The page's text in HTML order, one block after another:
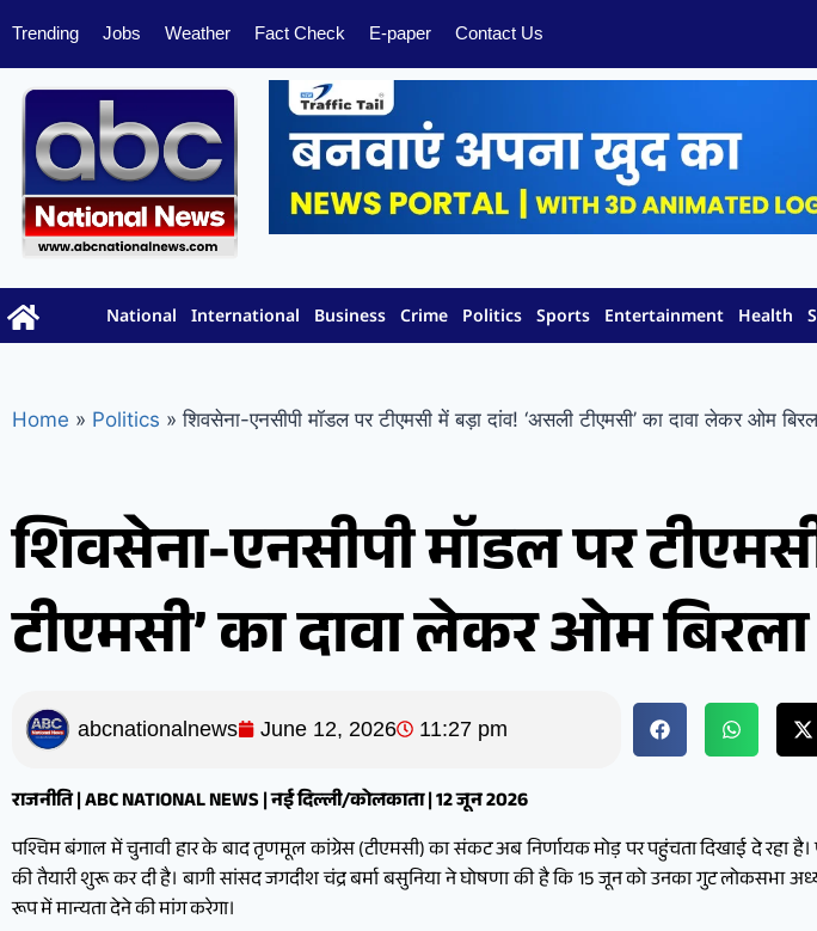
Trending Jobs Weather Fact Check E-paper Contact Us
National International Business Crime Politics Sports Entertainment Health
Home » Politics » शिवसेना-एनसीपी मॉडल पर टीएमसी में बड़ा दांव! ‘असली टीएमसी’ का दावा लेकर ओम
शिवसेना-एनसीपी मॉडल पर
टीएमसी’ का दावा लेकर ओम
abcnationalnews June 12, 2026 11:27 pm
राजनीति | ABC NATIONAL NEWS | नई दिल्ली/कोलकाता | 12 जून 2026
पश्चिम बंगाल में चुनावी हार के बाद तृणमूल कांग्रेस (टीएमसी) का संकट अब निर्णायक मोड़ पर पहुंचता दिखाई दे रहा
की तैयारी शुरू कर दी है। बागी सांसद जगदीश चंद्र बर्मा बसुनिया ने घोषणा की है कि 15 जून को उनका गुट
रूप में मान्यता देने की मांग करेगा।